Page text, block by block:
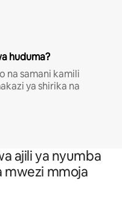
huduma?
na samani kamili
ya shirika na
ajili ya nyumba
mwezi mmoja